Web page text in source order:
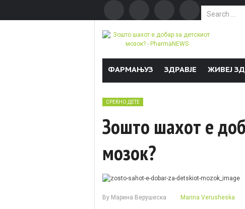
Search for:
ФАРМАЊУЗ ЗДРАВЈЕ ЖИВЕЈ
СРЕЌНО ДЕТЕ
Зошто шахот е
мозок?
By Марина Верушеска Marina Verusheska